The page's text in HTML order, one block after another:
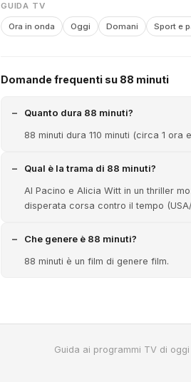
GUIDA TV
Ora in onda Oggi Domani Sport e
Domande frequenti su 88 minuti
Quanto dura 88 minuti?
88 minuti dura 110 minuti (circa 1 ora
Qual è la trama di 88 minuti?
Al Pacino e Alicia Witt in un thriller
disperata corsa contro il tempo
Che genere è 88 minuti?
88 minuti è un film di genere film.
Guida ai programmi TV di